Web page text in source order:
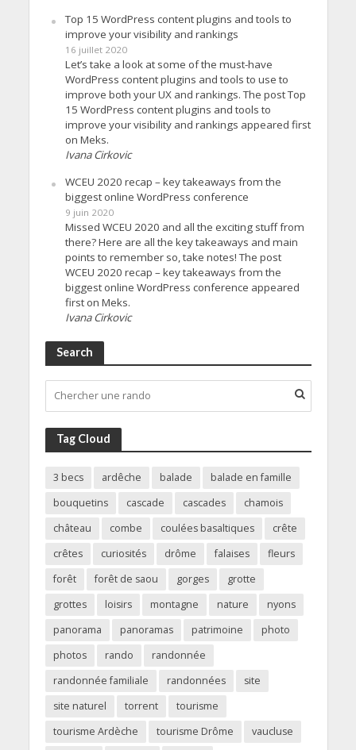
Top 15 WordPress content plugins and tools to
improve your visibility and rankings
16 juillet 2020
Let’s take a look at some of the must-have
WordPress content plugins and tools to use to
improve both your UX and rankings. The post Top
15 WordPress content plugins and tools to
improve your visibility and rankings appeared first
on Meks.
Ivana Cirkovic
WCEU 2020 recap – key takeaways from the
biggest online WordPress conference
9 juin 2020
Missed WCEU 2020 and all the exciting stuff from
there? Here are all the key takeaways and main
points to remember so, take notes! The post
WCEU 2020 recap – key takeaways from the
biggest online WordPress conference appeared
first on Meks.
Ivana Cirkovic
Search
Tag Cloud
3 becs ardêche balade
balade en famille
bouquetins
cascade cascades
chamois
château
combe coulées basaltiques
crête
crêtes
curiosités drôme falaises
fleurs
forêt
forêt de saou gorges
grotte
grottes
loisirs montagne nature
nyons
panorama
panoramas patrimoine
photo
photos
rando
randonnée
randonnée familiale
randonnées
site
site naturel
torrent
tourisme
tourisme Ardèche
tourisme Drôme
vaucluse